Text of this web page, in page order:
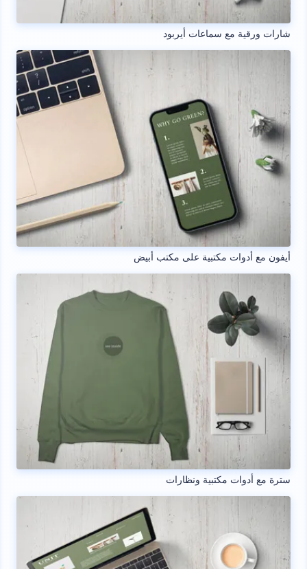
شارات ورقية مع سماعات أيربود
أيفون مع أدوات مكتبية على مكتب أبيض
سترة مع أدوات مكتبية ونظارات